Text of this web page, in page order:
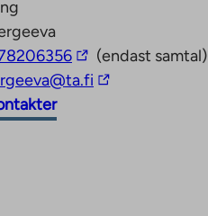
The
link
(endast samtal)
The